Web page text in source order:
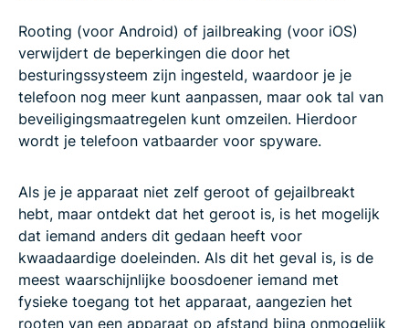
Rooting (voor Android) of jailbreaking (voor iOS)
verwijdert de beperkingen die door het
besturingssysteem zijn ingesteld, waardoor je je
telefoon nog meer kunt aanpassen, maar ook tal van
beveiligingsmaatregelen kunt omzeilen. Hierdoor
wordt je telefoon vatbaarder voor spyware.
Als je je apparaat niet zelf geroot of gejailbreakt
hebt, maar ontdekt dat het geroot is, is het mogelijk
dat iemand anders dit gedaan heeft voor
kwaadaardige doeleinden. Als dit het geval is, is de
meest waarschijnlijke boosdoener iemand met
fysieke toegang tot het apparaat, aangezien het
rooten van een apparaat op afstand bijna onmogelijk